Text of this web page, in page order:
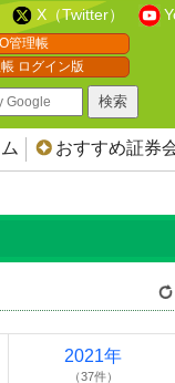
X（Twitter）
管理帳
帳 ログイン版
おすすめ証券
2021年
（37件）